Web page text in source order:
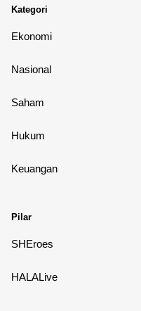
Kategori
Ekonomi
Nasional
Saham
Hukum
Keuangan
Pilar
SHEroes
HALALive